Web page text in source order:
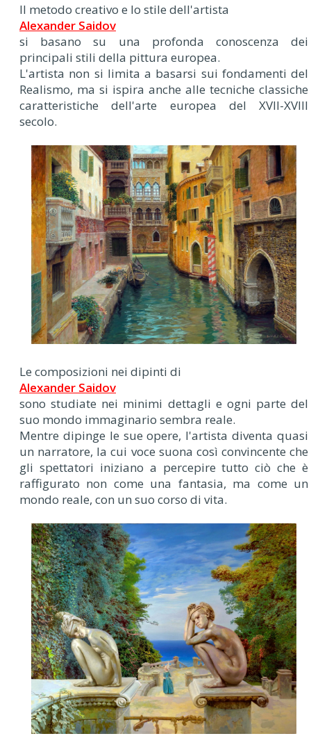
Il metodo creativo e lo stile dell'artista
Alexander Saidov
si basano su una profonda conoscenza dei
principali stili della pittura europea.
L'artista non si limita a basarsi sui fondamenti del
Realismo, ma si ispira anche alle tecniche classiche
caratteristiche dell'arte europea del XVII-XVIII
secolo.
Le composizioni nei dipinti di
Alexander Saidov
sono studiate nei minimi dettagli e ogni parte del
suo mondo immaginario sembra reale.
Mentre dipinge le sue opere, l'artista diventa quasi
un narratore, la cui voce suona così convincente che
gli spettatori iniziano a percepire tutto ciò che è
raffigurato non come una fantasia, ma come un
mondo reale, con un suo corso di vita.